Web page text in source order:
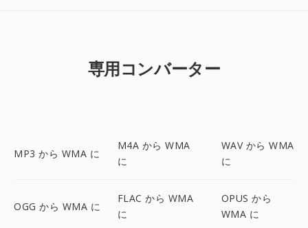
専用コンバーター
MP3 から WMA に
M4A から WMA
に
WAV から WMA
に
OGG から WMA に
FLAC から WMA
に
OPUS から
WMA に